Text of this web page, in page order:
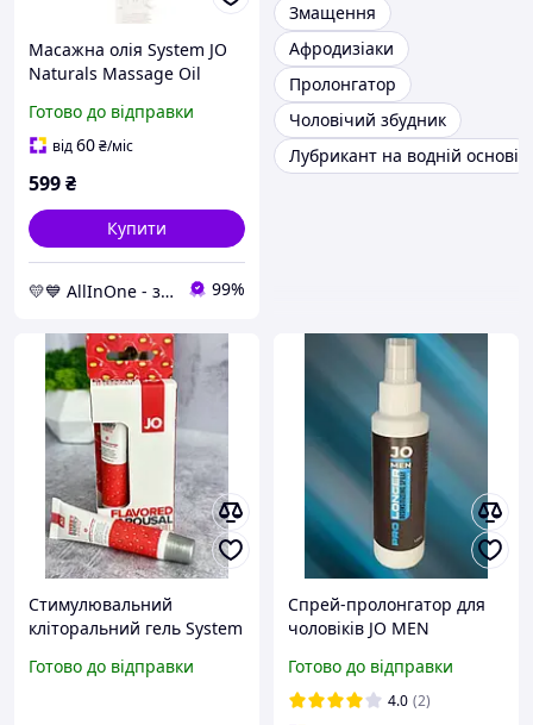
Масажна олія System JO
Naturals Massage Oil
мл) (EroShop)
Готово до відправки
від60₴/міс
599₴
Купити
💛💙 AllInOne - знаходь все необхідне в одному магазині! 99%
Змащення
Афродизіаки
Пролонгатор
Чоловічий збудник
Лубрикант на водній основі
Стимулювальний
кліторальний гель System
мл) США
Готово до відправки
Спрей-пролонгатор для
чоловіків JO MEN
продовження статевого
акту 100 мл
Готово до відправки
4.0 (2)